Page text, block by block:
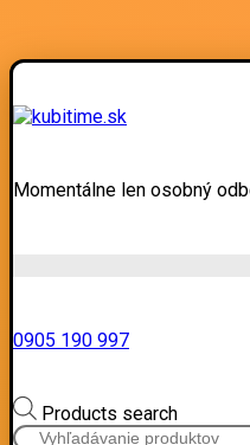
Momentálne len osobný
0905 190 997
Products search